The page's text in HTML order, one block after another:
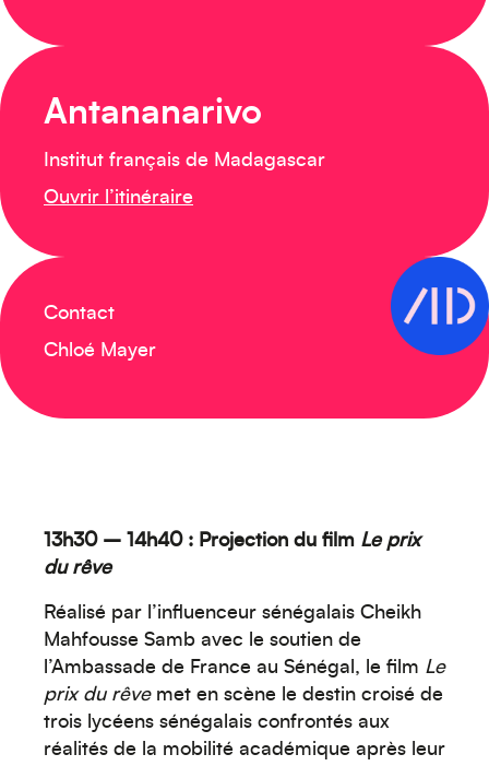
Antananarivo
Institut français de Madagascar
Ouvrir l’itinéraire
Contact
Chloé Mayer
13h30 – 14h40 : Projection du film Le prix
du rêve
Réalisé par l’influenceur sénégalais Cheikh
Mahfousse Samb avec le soutien de
l’Ambassade de France au Sénégal, le film Le
prix du rêvemet en scène le destin croisé de
trois lycéens sénégalais confrontés aux
réalités de la mobilité académique après leur